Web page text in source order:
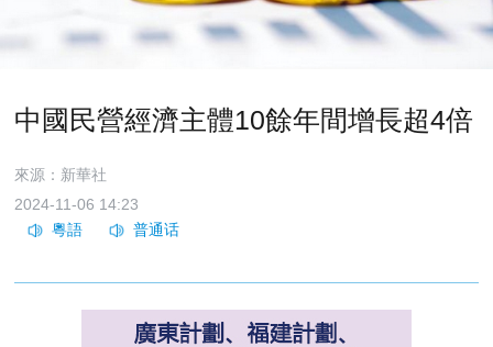
中國民營經濟主體10餘年間增長超4倍
來源：新華社
2024-11-06 14:23